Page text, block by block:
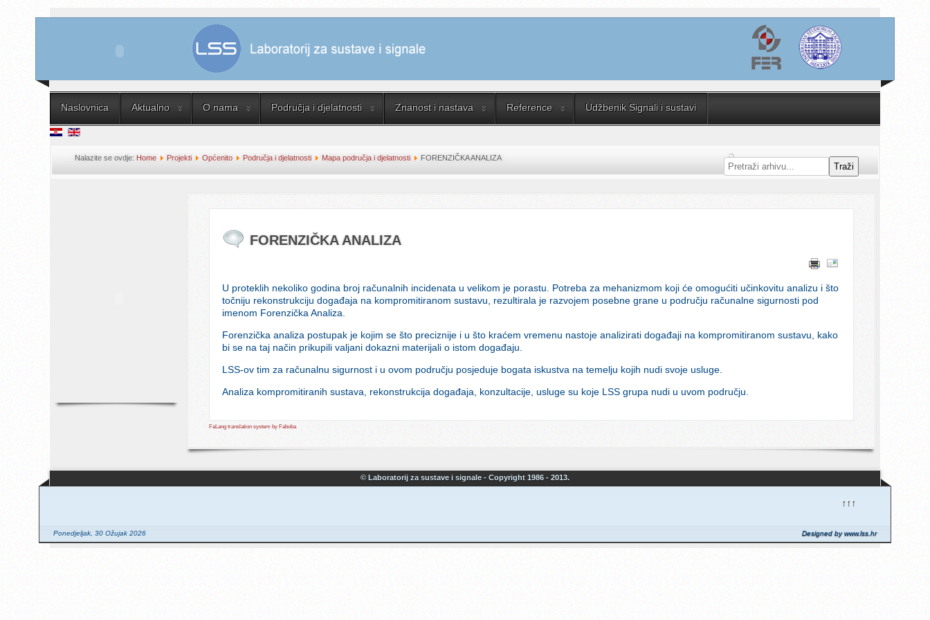
Naslovnica Aktualno O nama Područja i djelatnosti Znanost i nastava Reference Udžbenik Signali i sustavi
Nalazite se ovdje:Home Projekti Općenito Područja i djelatnosti Mapa područja i djelatnosti FORENZIČKA ANALIZA
Traži
FORENZIČKA ANALIZA
U proteklih nekoliko godina broj računalnih incidenata u velikom je porastu. Potreba za mehanizmom koji će omogućiti učinkovitu analizu i što
točniju rekonstrukciju događaja na kompromitiranom sustavu, rezultirala je razvojem posebne grane u području računalne sigurnosti pod
imenom Forenzička Analiza.
Forenzička analiza postupak je kojim se što preciznije i u što kraćem vremenu nastoje analizirati događaji na kompromitiranom sustavu, kako
bi se na taj način prikupili valjani dokazni materijali o istom događaju.
LSS-ov tim za računalnu sigurnost i u ovom području posjeduje bogata iskustva na temelju kojih nudi svoje usluge.
Analiza kompromitiranih sustava, rekonstrukcija događaja, konzultacije, usluge su koje LSS grupa nudi u uvom području.
FaLang translation system by Faboba
© Laboratorij za sustave i signale - Copyright 1986 - 2013.
↑↑↑
Ponedjeljak, 30 Ožujak 2026 Designed by www.lss.hr